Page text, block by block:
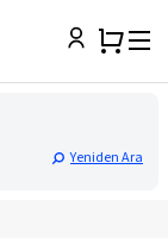
Yeniden Ara